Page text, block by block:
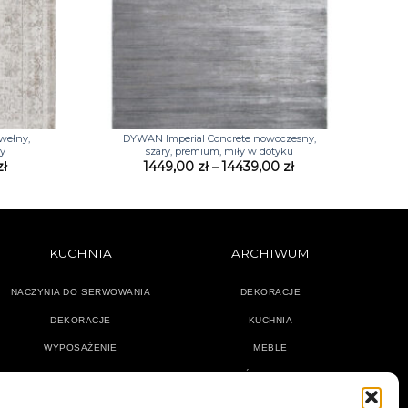
Zakres
do
DYWAN Imperial Concrete nowoczesny,
szary, premium, miły w dotyku
1449,00 zł – 14439,00 złZakres
do
KUCHNIA
NACZYNIA DO SERWOWANIA
DEKORACJE
WYPOSAŻENIE
ARCHIWUM
DEKORACJE
KUCHNIA
MEBLE
OŚWIETLENIE